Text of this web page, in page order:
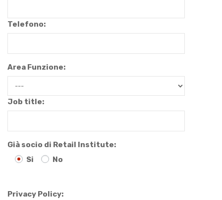
Telefono:
Area Funzione:
Job title:
Già socio di Retail Institute:
Si
No
Privacy Policy: